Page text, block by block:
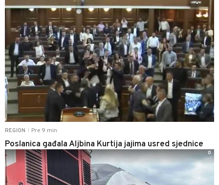
REGION Pre 9 min
Poslanica gađala Aljbina Kurtija jajima usred sjednice
0